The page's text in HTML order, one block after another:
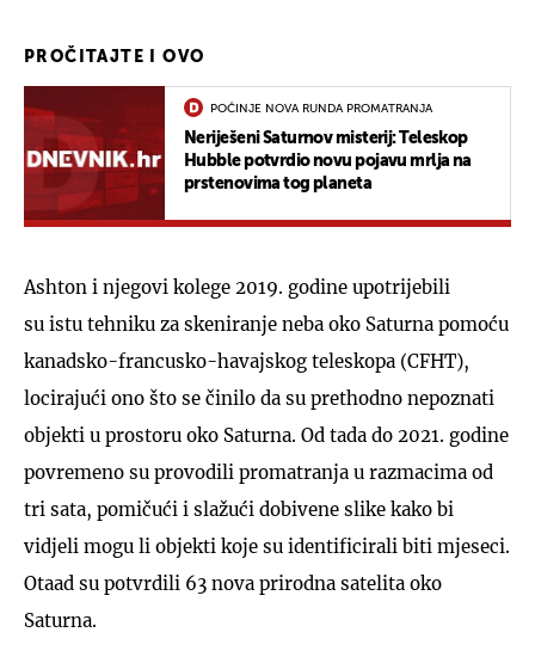
PROČITAJTE I OVO
POČINJE NOVA RUNDA PROMATRANJA
Neriješeni Saturnov misterij: Teleskop
Hubble potvrdio novu pojavu mrlja na
prstenovima tog planeta
Ashton i njegovi kolege 2019. godine upotrijebili
su istu tehniku za skeniranje neba oko Saturna pomoću
kanadsko-francusko-havajskog teleskopa (CFHT),
locirajući ono što se činilo da su prethodno nepoznati
objekti u prostoru oko Saturna. Od tada do 2021. godine
povremeno su provodili promatranja u razmacima od
tri sata, pomičući i slažući dobivene slike kako bi
vidjeli mogu li objekti koje su identificirali biti mjeseci.
Otaad su potvrdili 63 nova prirodna satelita oko
Saturna.